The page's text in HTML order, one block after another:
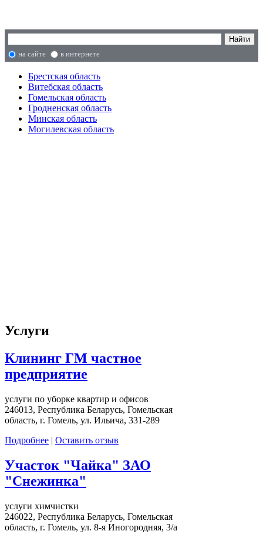
на сайте в интернете
Брестская область
Витебская область
Гомельская область
Гродненская область
Минская область
Могилевская область
Услуги
Клининг ГМ частное
предприятие
услуги по уборке квартир и офисов
246013, Республика Беларусь, Гомельская
область, г. Гомель, ул. Ильича, 331-289
Подробнее | Оставить отзыв
Участок "Чайка" ЗАО
"Снежинка"
услуги химчистки
246022, Республика Беларусь, Гомельская
область, г. Гомель, ул. 8-я Иногородняя, 3/а